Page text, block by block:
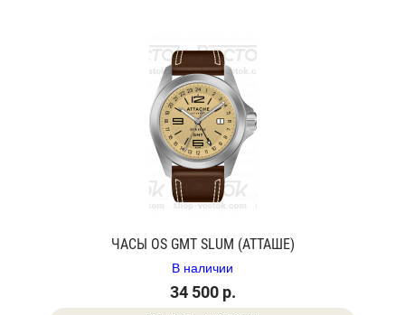
ЧАСЫ OS GMT SLUM (АТТАШЕ)
В наличии
34 500 р.